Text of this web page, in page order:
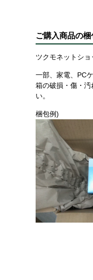
ご購入商品の
ツクモネットシ
一部、家電、PC
箱の破損・傷・
い。
梱包例)